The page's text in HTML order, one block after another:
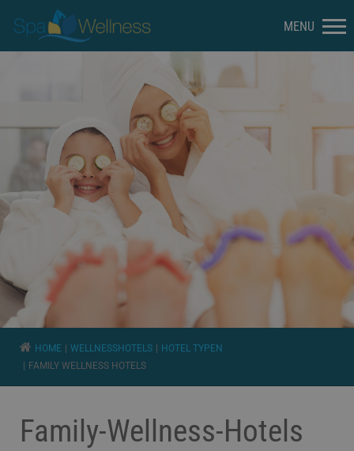
HOME WELLNESSHOTELS
HOTEL TYPEN
FAMILY WELLNESS HOTELS
Family-Wellness-Hotels